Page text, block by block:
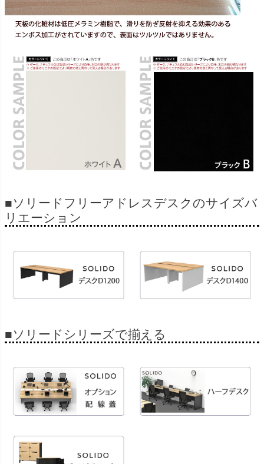
■ソリードフリーアドレスデスクのサイズバ
リエーション
■ソリードシリーズで揃える